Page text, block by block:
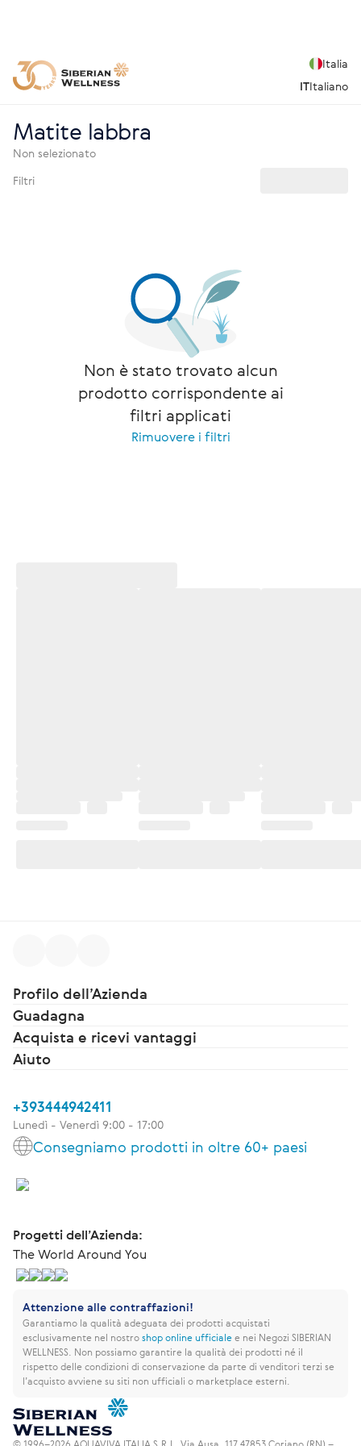
Italia
ITItaliano
Matite labbra
Non selezionato
Filtri
Non è stato trovato alcun
prodotto corrispondente ai
filtri applicati
Rimuovere i filtri
Profilo dell’Azienda
Guadagna
Acquista e ricevi vantaggi
Aiuto
+393444942411
Lunedì - Venerdì 9:00 - 17:00
Consegniamo prodotti in oltre 60+ paesi
Progetti dell’Azienda:
The World Around You
Attenzione alle contraffazioni!
Garantiamo la qualità adeguata dei prodotti acquistati
esclusivamente nel nostroshop online ufficialee nei Negozi SIBERIAN
WELLNESS. Non possiamo garantire la qualità dei prodotti né il
rispetto delle condizioni di conservazione da parte di venditori terzi se
l’acquisto avviene su siti non ufficiali o marketplace esterni.